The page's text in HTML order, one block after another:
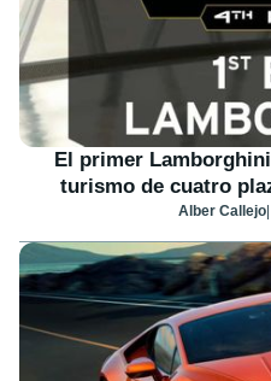
El primer
turismo de cuatro
Alber Callejo